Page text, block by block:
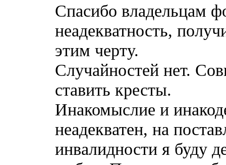
Спасибо владельцам
неадекватность,
этим черту.
Случайностей нет.
ставить кресты.
Инакомыслие и
неадекватен, на
инвалидности я буду